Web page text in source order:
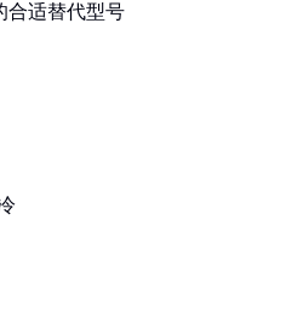
合适替代型号